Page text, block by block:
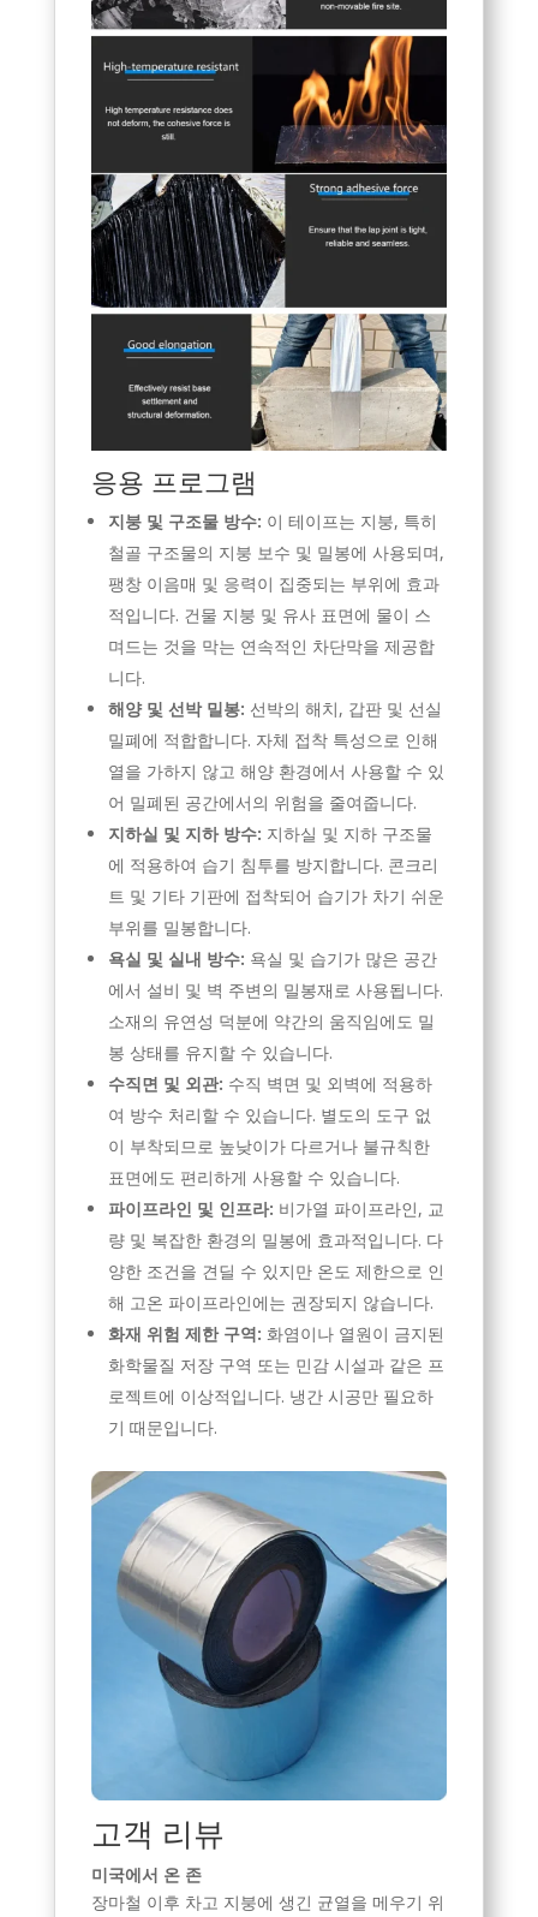
응용 프로그램
지붕 및 구조물 방수: 이 테이프는 지붕, 특히
철골 구조물의 지붕 보수 및 밀봉에 사용되며,
팽창 이음매 및 응력이 집중되는 부위에 효과
적입니다. 건물 지붕 및 유사 표면에 물이 스
며드는 것을 막는 연속적인 차단막을 제공합
니다.
해양 및 선박 밀봉: 선박의 해치, 갑판 및 선실
밀폐에 적합합니다. 자체 접착 특성으로 인해
열을 가하지 않고 해양 환경에서 사용할 수 있
어 밀폐된 공간에서의 위험을 줄여줍니다.
지하실 및 지하 방수: 지하실 및 지하 구조물
에 적용하여 습기 침투를 방지합니다. 콘크리
트 및 기타 기판에 접착되어 습기가 차기 쉬운
부위를 밀봉합니다.
욕실 및 실내 방수: 욕실 및 습기가 많은 공간
에서 설비 및 벽 주변의 밀봉재로 사용됩니다.
소재의 유연성 덕분에 약간의 움직임에도 밀
봉 상태를 유지할 수 있습니다.
수직면 및 외관: 수직 벽면 및 외벽에 적용하
여 방수 처리할 수 있습니다. 별도의 도구 없
이 부착되므로 높낮이가 다르거나 불규칙한
표면에도 편리하게 사용할 수 있습니다.
파이프라인 및 인프라: 비가열 파이프라인, 교
량 및 복잡한 환경의 밀봉에 효과적입니다. 다
양한 조건을 견딜 수 있지만 온도 제한으로 인
해 고온 파이프라인에는 권장되지 않습니다.
화재 위험 제한 구역: 화염이나 열원이 금지된
화학물질 저장 구역 또는 민감 시설과 같은 프
로젝트에 이상적입니다. 냉간 시공만 필요하
기 때문입니다.
고객 리뷰
미국에서 온 존
장마철 이후 차고 지붕에 생긴 균열을 메우기 위